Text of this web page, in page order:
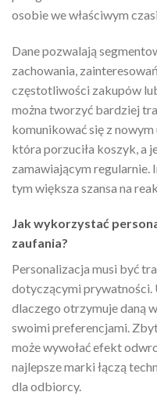
osobie we właściwym
Dane pozwalają
zachowania,
częstotliwości zakupów
można tworzyć bardziej
komunikować się z
która porzuciła koszyk, a
zamawiającym regularnie.
tym większa szansa na
Jak wykorzystać
zaufania?
Personalizacja musi być
dotyczącymi prywatności.
dlaczego otrzymuje daną
swoimi preferencjami.
może wywołać efekt
najlepsze marki łączą
dla odbiorcy.